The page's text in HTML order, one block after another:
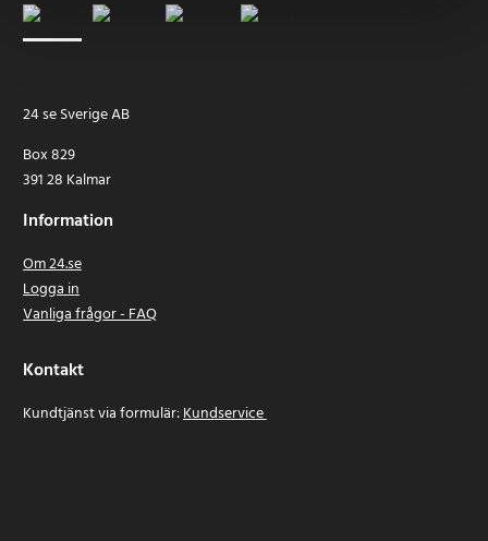
24 se Sverige AB
Box 829
391 28 Kalmar
Information
Om 24.se
Logga in
Vanliga frågor - FAQ
Kontakt
Kundtjänst via formulär:Kundservice